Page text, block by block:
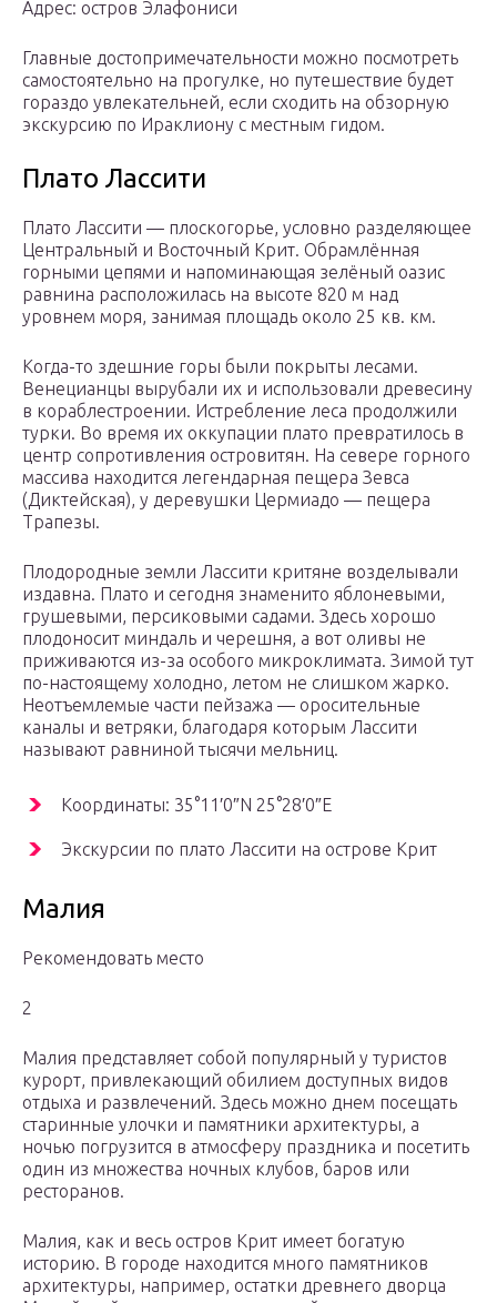
Адрес: остров Элафониси
Главные достопримечательности можно посмотреть
самостоятельно на прогулке, но путешествие будет
гораздо увлекательней, если сходить на обзорную
экскурсию по Ираклиону с местным гидом.
Плато Лассити
Плато Лассити — плоскогорье, условно разделяющее
Центральный и Восточный Крит. Обрамлённая
горными цепями и напоминающая зелёный оазис
равнина расположилась на высоте 820 м над
уровнем моря, занимая площадь около 25 кв. км.
Когда-то здешние горы были покрыты лесами.
Венецианцы вырубали их и использовали древесину
в кораблестроении. Истребление леса продолжили
турки. Во время их оккупации плато превратилось в
центр сопротивления островитян. На севере горного
массива находится легендарная пещера Зевса
(Диктейская), у деревушки Цермиадо — пещера
Трапезы.
Плодородные земли Лассити критяне возделывали
издавна. Плато и сегодня знаменито яблоневыми,
грушевыми, персиковыми садами. Здесь хорошо
плодоносит миндаль и черешня, а вот оливы не
приживаются из-за особого микроклимата. Зимой тут
по-настоящему холодно, летом не слишком жарко.
Неотъемлемые части пейзажа — оросительные
каналы и ветряки, благодаря которым Лассити
называют равниной тысячи мельниц.
Координаты: 35°11′0″N 25°28′0″E
Экскурсии по плато Лассити на острове Крит
Малия
Рекомендовать место
2
Малия представляет собой популярный у туристов
курорт, привлекающий обилием доступных видов
отдыха и развлечений. Здесь можно днем посещать
старинные улочки и памятники архитектуры, а
ночью погрузится в атмосферу праздника и посетить
один из множества ночных клубов, баров или
ресторанов.
Малия, как и весь остров Крит имеет богатую
историю. В городе находится много памятников
архитектуры, например, остатки древнего дворца